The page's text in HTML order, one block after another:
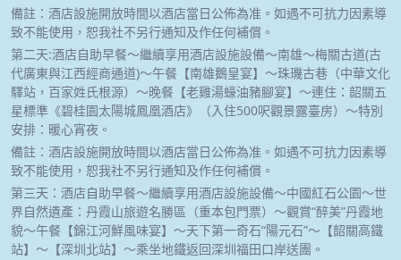
備註：酒店設施開放時間以酒店當日公佈為准。如遇不可抗力因素導
致不能使用，恕我社不另行通知及作任何補償。
第二天:酒店自助早餐～繼續享用酒店設施設備～南雄～梅關古道(古
代廣東與江西經商通道)～午餐【南雄鵝皇宴】～珠璣古巷（中華文化
驛站，百家姓氏根源）～晚餐【老雞湯蠔油豬腳宴】～連住：韶關五
星標準《碧桂園太陽城鳳凰酒店》（入住500呎觀景露臺房）～特別
安排：暖心宵夜。
備註：酒店設施開放時間以酒店當日公佈為准。如遇不可抗力因素導
致不能使用，恕我社不另行通知及作任何補償。
第三天：酒店自助早餐～繼續享用酒店設施設備～中國紅石公園～世
界自然遺產：丹霞山旅遊名勝區（重本包門票）～觀賞“醉美”丹霞地
貌～午餐【錦江河鮮風味宴】～天下第一奇石“陽元石”～【韶關高鐵
站】～【深圳北站】～乘坐地鐵返回深圳福田口岸送團。